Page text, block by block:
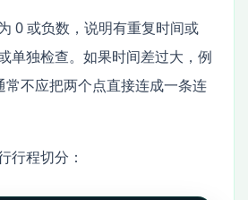
0 或负数，说明有重复时间或
单独检查。如果时间差过大，例
常不应把两个点直接连成一条连
行程切分：